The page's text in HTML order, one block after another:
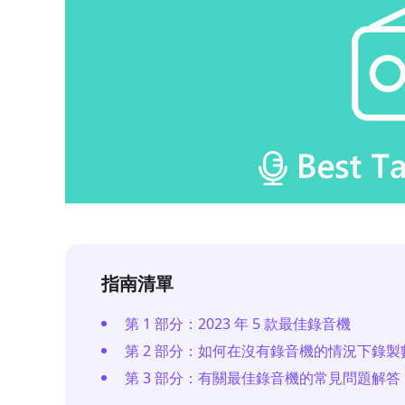
指南清單
第 1 部分：2023 年 5 款最佳錄音機
第 2 部分：如何在沒有錄音機的情況下錄
第 3 部分：有關最佳錄音機的常見問題解答